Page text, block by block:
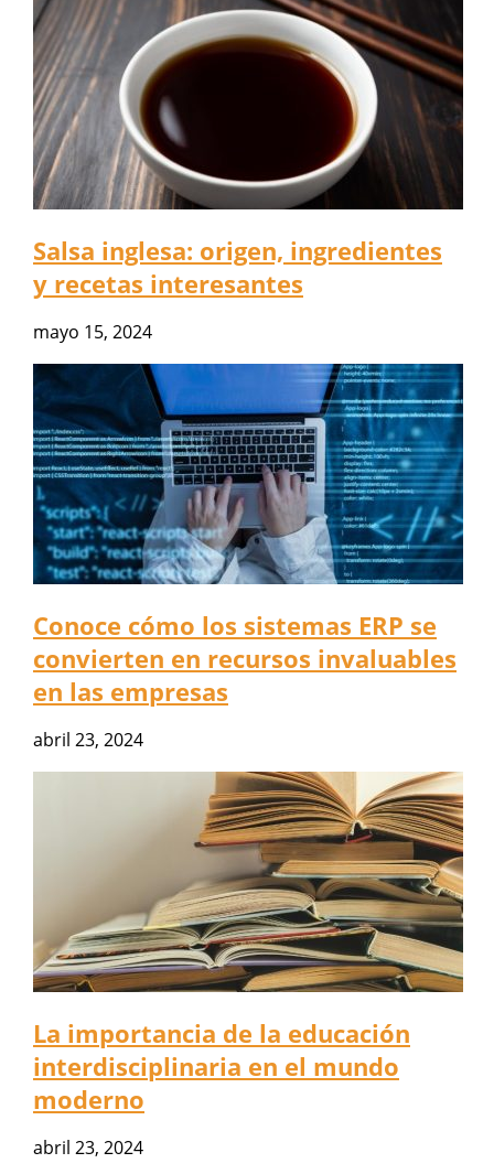
Salsa inglesa: origen, ingredientes
y recetas interesantes
mayo 15, 2024
Conoce cómo los sistemas ERP se
convierten en recursos invaluables
en las empresas
abril 23, 2024
La importancia de la educación
interdisciplinaria en el mundo
moderno
abril 23, 2024